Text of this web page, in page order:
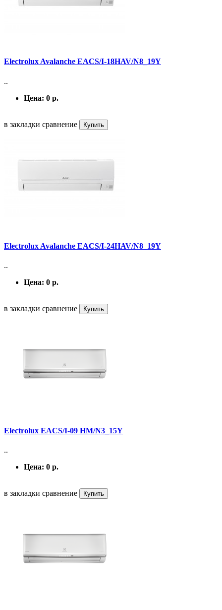
Electrolux Avalanche EACS/I-18HAV/N8_19Y
..
Цена: 0 р.
в закладки сравнение Купить
Electrolux Avalanche EACS/I-24HAV/N8_19Y
..
Цена: 0 р.
в закладки сравнение Купить
Electrolux EACS/I-09 HM/N3_15Y
..
Цена: 0 р.
в закладки сравнение Купить